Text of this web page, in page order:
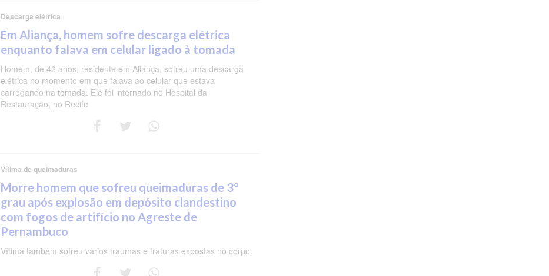
Descarga elétrica
Em Aliança, homem sofre descarga elétrica
enquanto falava em celular ligado à tomada
Homem, de 42 anos, residente em Aliança, sofreu uma descarga
elétrica no momento em que falava ao celular que estava
carregando na tomada. Ele foi internado no Hospital da
Restauração, no Recife
Vítima de queimaduras
Morre homem que sofreu queimaduras de 3º
grau após explosão em depósito clandestino
com fogos de artifício no Agreste de
Pernambuco
Vítima também sofreu vários traumas e fraturas expostas no corpo.